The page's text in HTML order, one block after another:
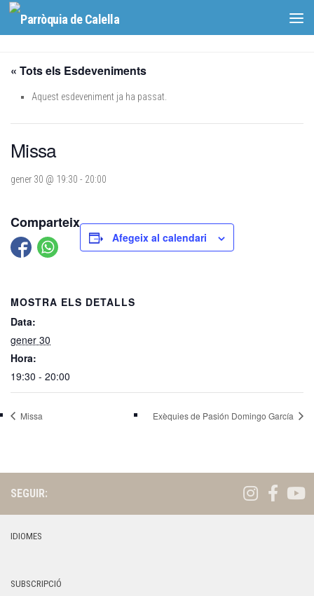
Skip to content
« Tots els Esdeveniments
Aquest esdeveniment ja ha passat.
Missa
gener 30 @ 19:30 - 20:00
Comparteix
Afegeix al calendari
MOSTRA ELS DETALLS
Data:
gener 30
Hora:
19:30 - 20:00
Missa Exèquies de Pasión Domingo García
SEGUIR:
IDIOMES
SUBSCRIPCIÓ